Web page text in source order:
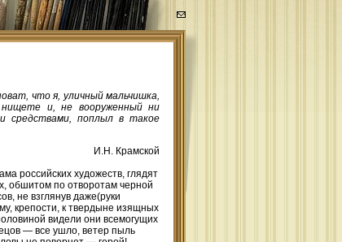
что я, уличный мальчишка,
нищете и, не вооруженный ни
средствами, поплыл в такое
И.Н. Крамской
российских художеств, глядят
обшитом по отворотам черной
не взглянув даже(руки
крепости, к твердыне изящных
видели они всемогущих
— все ушло, ветер пыль